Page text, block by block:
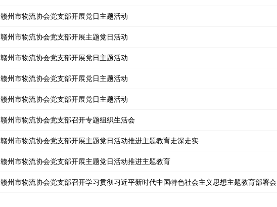
赣州市物流协会党支部开展党日主题活动
赣州市物流协会党支部开展主题党日活动
赣州市物流协会党支部开展党日主题活动
赣州市物流协会党支部开展党日主题活动
赣州市物流协会党支部开展党日主题活动
赣州市物流协会党支部召开专题组织生活会
赣州市物流协会党支部开展主题党日活动推进主题教育走深走实
赣州市物流协会党支部开展主题党日活动推进主题教育
赣州市物流协会党支部召开学习贯彻习近平新时代中国特色社会主义思想主题教育部署会